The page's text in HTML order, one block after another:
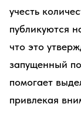
учесть
публикуются
что это
запущенный
помогает
привлекая